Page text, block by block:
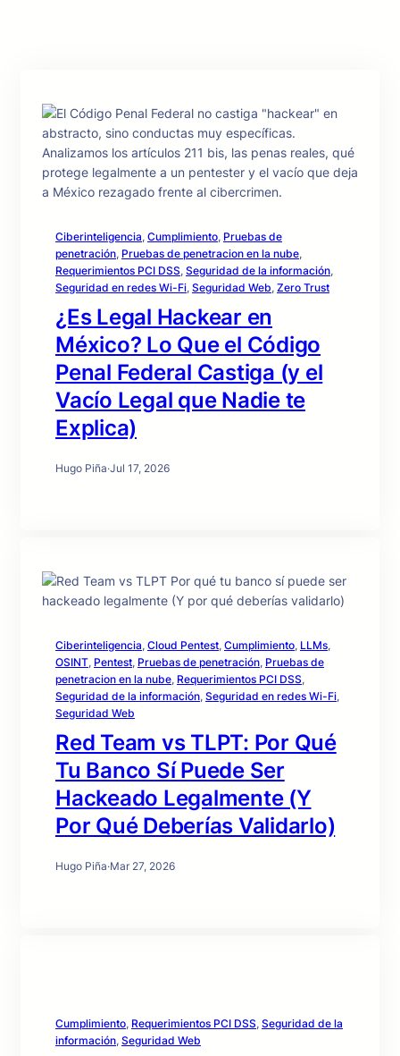
Ciberinteligencia, Cumplimiento, Pruebas de
penetración, Pruebas de penetracion en la nube
Requerimientos PCI DSS, Seguridad de la información
Seguridad en redes Wi-Fi, Seguridad Web, Zero Trust
¿Es Legal Hackear en
México? Lo Que el Código
Penal Federal Castiga (y el
Vacío Legal que Nadie te
Explica)
Hugo Piña·Jul 17, 2026
Ciberinteligencia, Cloud Pentest, Cumplimiento, LLMs
OSINT, Pentest, Pruebas de penetración, Pruebas de
penetracion en la nube, Requerimientos PCI DSS
Seguridad de la información, Seguridad en redes Wi-Fi
Seguridad Web
Red Team vs TLPT: Por Qué
Tu Banco Sí Puede Ser
Hackeado Legalmente (Y
Por Qué Deberías Validarlo)
Hugo Piña·Mar 27, 2026
Cumplimiento, Requerimientos PCI DSS, Seguridad de la
información, Seguridad Web